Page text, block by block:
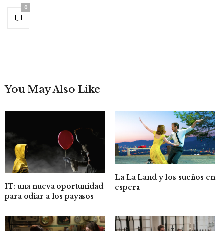
0
You May Also Like
IT: una nueva oportunidad
para odiar a los payasos
La La Land y los sueños en
espera